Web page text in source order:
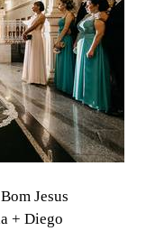
Jesus
+ Diego